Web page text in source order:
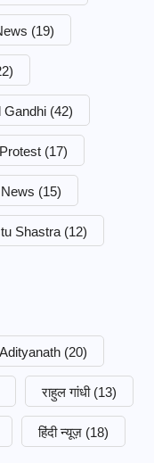
(19)
Gandhi (42)
(17)
(15)
Shastra (12)
(20)
राहुल गांधी (13)
हिंदी न्यूज़ (18)